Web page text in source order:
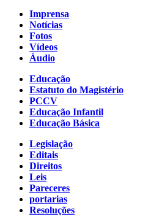
Imprensa
Notícias
Fotos
Vídeos
Áudio
Educação
Estatuto do Magistério
PCCV
Educação Infantil
Educação Básica
Legislação
Editais
Direitos
Leis
Pareceres
portarias
Resoluções